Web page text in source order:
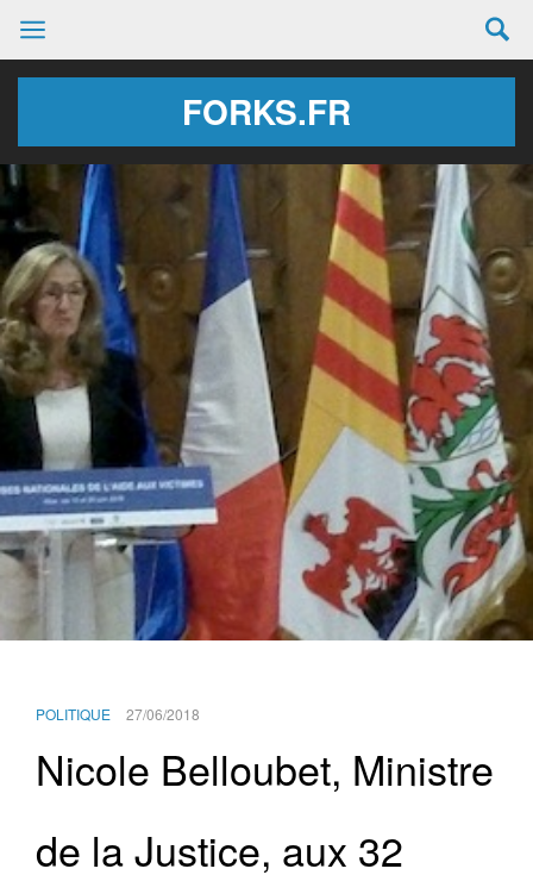
FORKS.FR
POLITIQUE 27/06/2018
Nicole Belloubet, Ministre
de la Justice, aux 32